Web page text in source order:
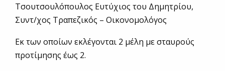
Τσουτσουλόπουλος Ευτύχιος του Δημητρίου,
Συντ/χος Τραπεζικός – Οικονομολόγος
Εκ των οποίων εκλέγονται 2 μέλη με σταυρούς
προτίμησης έως 2.